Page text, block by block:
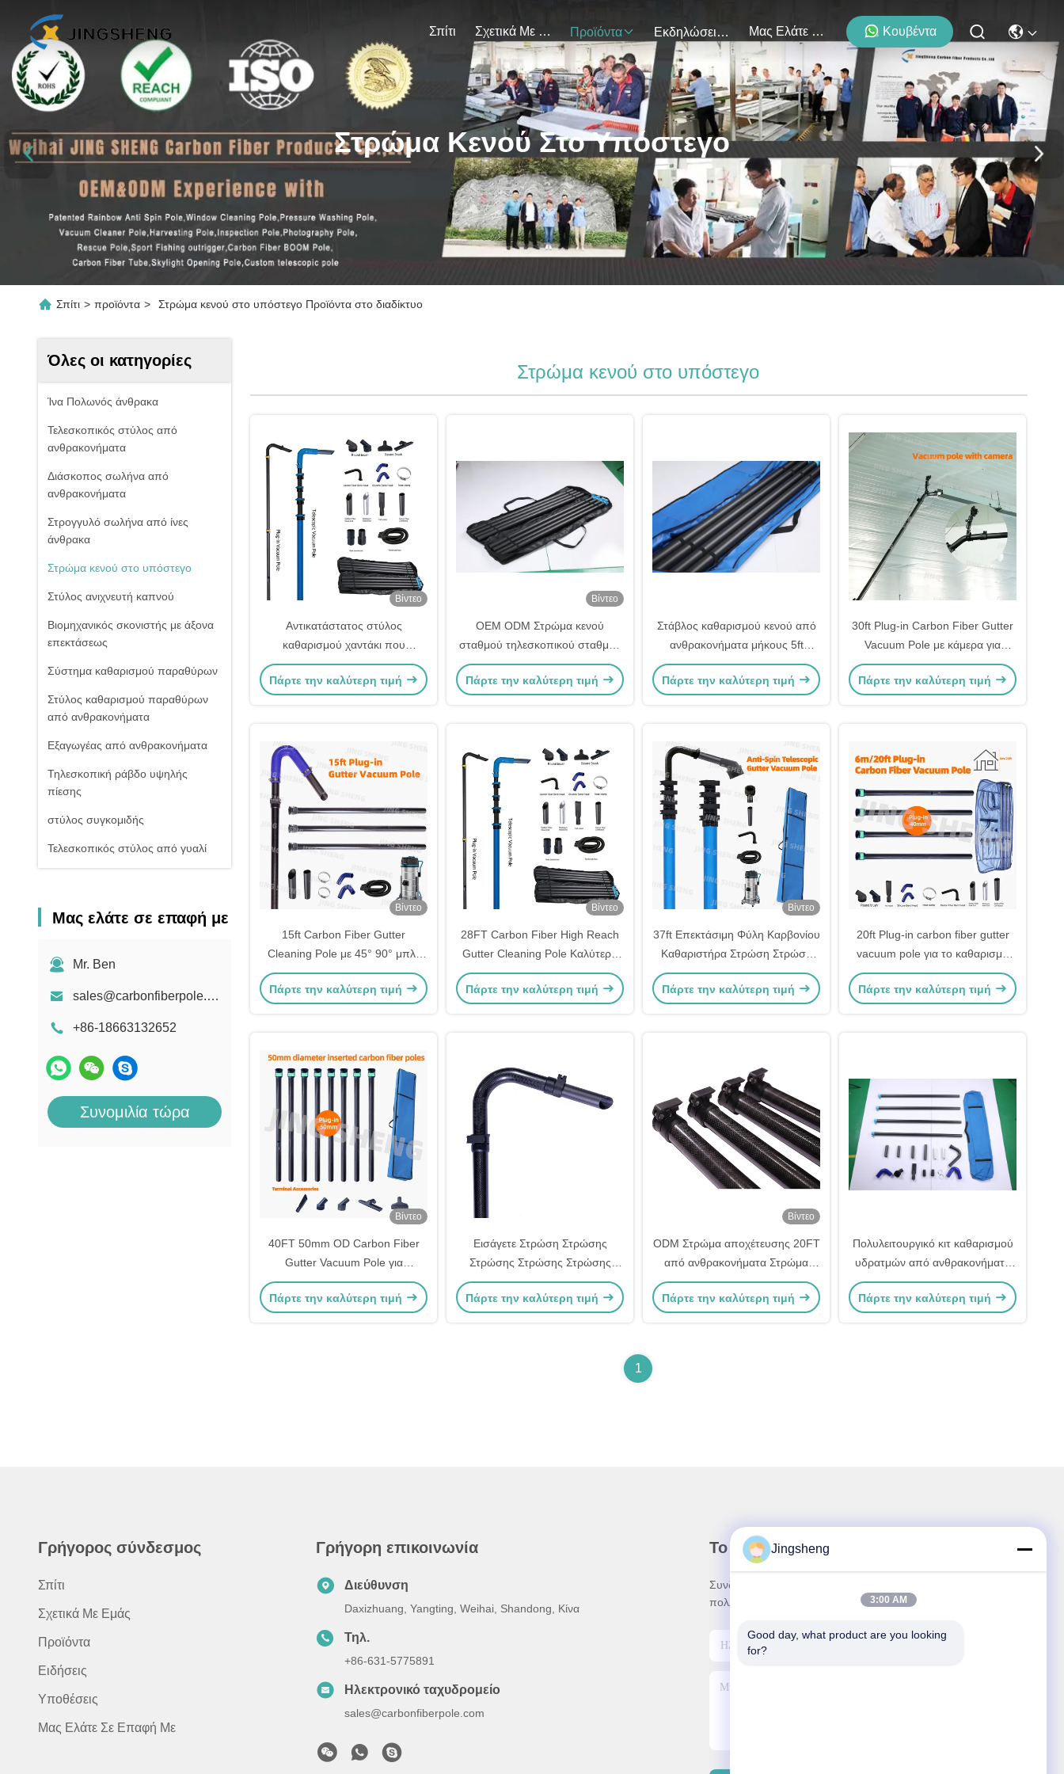
Σπίτι Σχετικά Με Εμάς Προϊόντα Εκδηλώσεις Μας Ελάτε Σε Επαφή Με Κουβέντα
Στρώμα Κενού Στο Υπόστεγο
Σπίτι > προϊόντα > Στρώμα κενού στο υπόστεγο Προϊόντα στο διαδίκτυο
Όλες οι κατηγορίες
Ίνα Πολωνός άνθρακα
Τελεσκοπικός στύλος από
ανθρακονήματα
Διάσκοπος σωλήνα από
ανθρακονήματα
Στρογγυλό σωλήνα από ίνες
άνθρακα
Στρώμα κενού στο υπόστεγο
Στύλος ανιχνευτή καπνού
Βιομηχανικός σκονιστής με άξονα
επεκτάσεως
Σύστημα καθαρισμού παραθύρων
Στύλος καθαρισμού παραθύρων
από ανθρακονήματα
Εξαγωγέας από ανθρακονήματα
Τηλεσκοπική ράβδο υψηλής
πίεσης
στύλος συγκομιδής
Τελεσκοπικός στύλος από γυαλί
Μας ελάτε σε επαφή με
Mr. Ben
sales@carbonfiberpole.com
+86-18663132652
Συνομιλία τώρα
Στρώμα κενού στο υπόστεγο
Βίντεο
Αντικατάστατος στύλος
καθαρισμού χαντάκι που
χρησιμοποιεί 1200W ηλεκτρική
ισχύ απορρόφησης
Πάρτε την καλύτερη τιμή
Βίντεο
OEM ODM Στρώμα κενού
σταθμού τηλεσκοπικού σταθμού
20FT μήκος επέκτασης
Σχεδιασμένο για τη βελτίωση της
Πάρτε την καλύτερη τιμή
Στάβλος καθαρισμού κενού από
ανθρακονήματα μήκους 5ft
σχεδιασμένος για απομάκρυνση
σκόνης σε βιομηχανικά και
Πάρτε την καλύτερη τιμή
30ft Plug-in Carbon Fiber Gutter
Vacuum Pole με κάμερα για
ορατότητα καθαρισμού του
υπόνομου, OEM
Πάρτε την καλύτερη τιμή
Βίντεο
15ft Carbon Fiber Gutter
Cleaning Pole με 45° 90° μπλε
κουπόνια από σιλικόνη και
σωλήνες άνθρακα για νοικοκυριά
Πάρτε την καλύτερη τιμή
Βίντεο
28FT Carbon Fiber High Reach
Gutter Cleaning Pole Καλύτερο
για βιομηχανική χρήση Μέγιστη
εμβέλεια με σταθερότητα
Πάρτε την καλύτερη τιμή
Βίντεο
37ft Επεκτάσιμη Φύλη Καρβονίου
Καθαριστήρα Στρώση Στρώση
Στρώσης Λύση για καθαρισμό
υψηλής ανύψωσης Αειφόρος
Πάρτε την καλύτερη τιμή
20ft Plug-in carbon fiber gutter
vacuum pole για το καθαρισμό
του χαντάκι Store πιο έξυπνο,
μεταφέρει ευκολότερα OEM
Πάρτε την καλύτερη τιμή
Βίντεο
40FT 50mm OD Carbon Fiber
Gutter Vacuum Pole για
εργοστασιακές αεροειδείς
σωλήνες
Πάρτε την καλύτερη τιμή
Εισάγετε Στρώση Στρώσης
Στρώσης Στρώσης Στρώσης
Στρώσης Στρώσης για
Κατεβαίνοντες Στρώσεις και
Πάρτε την καλύτερη τιμή
Βίντεο
ODM Στρώμα αποχέτευσης 20FT
από ανθρακονήματα Στρώμα
αποχέτευσης στέγης βίλας
Πάρτε την καλύτερη τιμή
Πολυλειτουργικό κιτ καθαρισμού
υδρατμών από ανθρακονήματα
40 mm 50 mm
Πάρτε την καλύτερη τιμή
1
Γρήγορος σύνδεσμος
Σπίτι
Σχετικά Με Εμάς
Προϊόντα
Ειδήσεις
Υποθέσεις
Μας Ελάτε Σε Επαφή Με
Γρήγορη επικοινωνία
Διεύθυνση
Daxizhuang, Yangting, Weihai, Shandong, Κίνα
Τηλ.
+86-631-5775891
Ηλεκτρονικό ταχυδρομείο
sales@carbonfiberpole.com
Το Δελτίο Ενημέρωσης
Συνδρομηθείτε στο ενημερωτικό μας δελτίο για εκπτώσεις και
πολλά άλλα.
Jingsheng
3:00 AM
Good day, what product are you looking
for?